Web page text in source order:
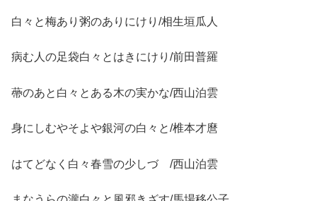
白々と梅あり粥のありにけり/相生垣瓜人
病む人の足袋白々とはきにけり/前田普羅
蔕のあと白々とある木の実かな/西山泊雲
身にしむやそよや銀河の白々と/椎本才麿
はてどなく白々春雪の少しづゝ/西山泊雲